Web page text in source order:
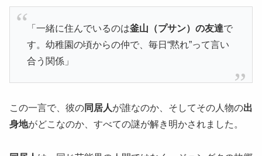
「一緒に住んでいるのは釜山（プサン）の友達で
す。幼稚園の頃からの仲で、毎日“黙れ”って言い
合う関係」
この一言で、彼の同居人が誰なのか、そしてその人物の出
身地がどこなのか、すべての謎が解き明かされました。